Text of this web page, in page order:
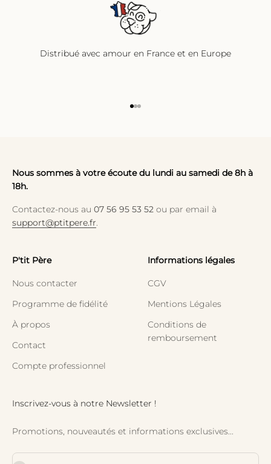
Distribué avec amour en France et en Europe
Nous sommes à votre écoute du lundi au samedi de 8h à
18h.
Contactez-nous au 07 56 95 53 52 ou par email à
support@ptitpere.fr.
P'tit Père
Nous contacter
Programme de fidélité
À propos
Contact
Compte professionnel
Informations légales
CGV
Mentions Légales
Conditions de
remboursement
Inscrivez-vous à notre Newsletter !
Promotions, nouveautés et informations exclusives...